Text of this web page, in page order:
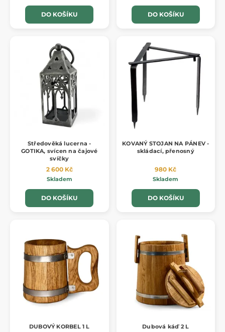
DO KOŠÍKU DO KOŠÍKU
Středověká lucerna -
GOTIKA, svícen na čajové
svíčky
2 600 Kč
Skladem
DO KOŠÍKU
KOVANÝ STOJAN NA PÁNEV -
skládací, přenosný
980 Kč
Skladem
DO KOŠÍKU
DUBOVÝ KORBEL 1 L Dubová káď 2 L